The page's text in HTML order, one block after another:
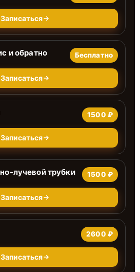
Записаться
и обратно Бесплатно
Записаться
1500 ₽
Записаться
лучевой трубки 1500 ₽
Записаться
2600 ₽
Записаться